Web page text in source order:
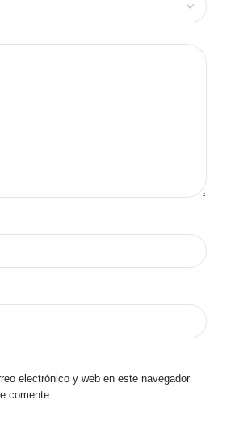
electrónico y web en este navegador
comente.